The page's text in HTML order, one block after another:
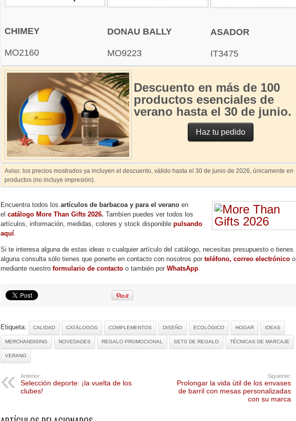
CHIMEY
MO2160
DONAU BALLY
MO9223
ASADOR
IT3475
Descuento en más de 100
productos esenciales de
verano hasta el 30 de junio.
Haz tu pedido
Aviso: los precios mostrados ya incluyen el descuento, válido hasta el 30 de junio de 2026, únicamente en
productos (no incluye impresión).
Encuentra todos los artículos de barbacoa y para el verano en
el catálogo More Than Gifts 2026. Tambíen puedes ver todos los
artículos, información, medidas, colores y stock disponible pulsando
aquí.
Si te interesa alguna de estas ideas o cualquier artículo del catálogo, necesitas presupuesto o tienes
alguna consulta sólo tienes que ponerte en contacto con nosotros por teléfono, correo electrónico o
mediante nuestro formulario de contacto o también por WhatsApp.
Etiqueta: CALIDAD CATÁLOGOS COMPLEMENTOS DISEÑO ECOLÓGICO HOGAR IDEAS
MERCHANDISING NOVEDADES REGALO PROMOCIONAL SETS DE REGALO TÉCNICAS DE MARCAJE
VERANO
Anterior:
Selección deporte: ¡la vuelta de los
clubes!
Siguiente:
Prolongar la vida útil de los envases
de barril con mesas personalizadas
con su marca